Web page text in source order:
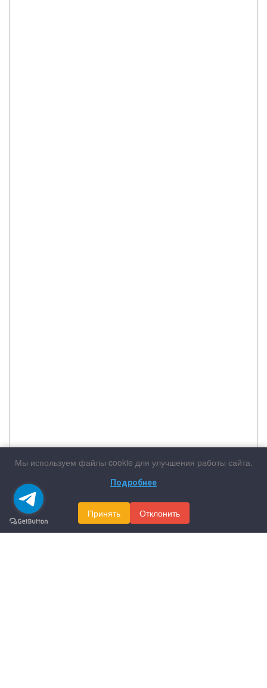
Мы используем файлы cookie для улучшения работы сайта.
Подробнее
Принять Отклонить